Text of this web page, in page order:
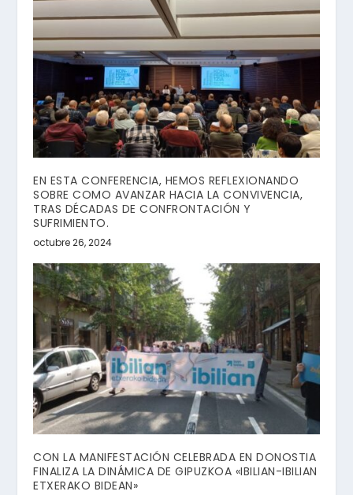
EN ESTA CONFERENCIA, HEMOS REFLEXIONANDO
SOBRE COMO AVANZAR HACIA LA CONVIVENCIA,
TRAS DÉCADAS DE CONFRONTACIÓN Y
SUFRIMIENTO.
octubre 26, 2024
CON LA MANIFESTACIÓN CELEBRADA EN DONOSTIA
FINALIZA LA DINÁMICA DE GIPUZKOA «IBILIAN-IBILIAN
ETXERAKO BIDEAN»